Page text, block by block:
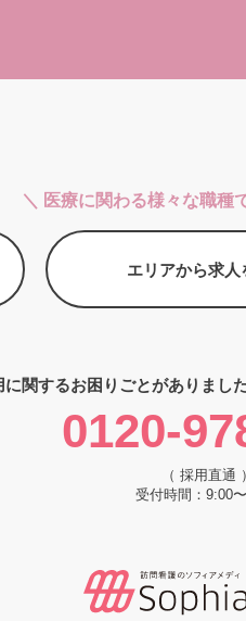
＼ 医療に関わる様々な職種
エリアから求人
に関するお困りごとがありまし
0120-
（ 採用直通 ）
受付時間：9:00